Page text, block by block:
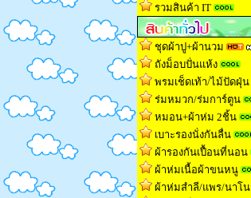
รวมสินค้า IT
ชุดผ้าปู+ผ้านวม
ถังม็อบปั่นแห้ง
พรมเช็ดเท้า/ไม้ปัดฝุ่น
ร่มหมวก/ร่มการ์ตูน
หมอน+ผ้าห่ม 2ชิ้น
เบาะรองนั่งกันลื่น
ผ้ารองกันเปื้อนที่นอน
ผ้าห่มเนื้อผ้าขนหน
ผ้าห่มสำลี/แพร/นาโน